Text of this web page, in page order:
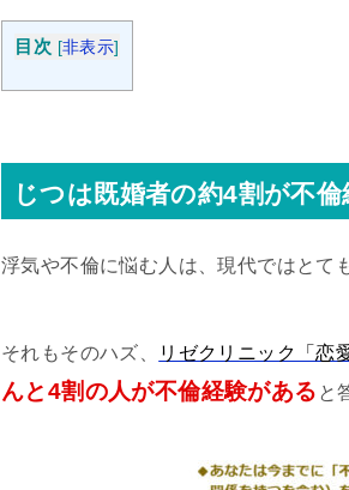
目次 [非表示]
じつは既婚者の約4割が不倫
浮気や不倫に悩む人は、現代ではとて
それもそのハズ、 リゼクリニック「恋
んと4割の人が不倫経験がある と